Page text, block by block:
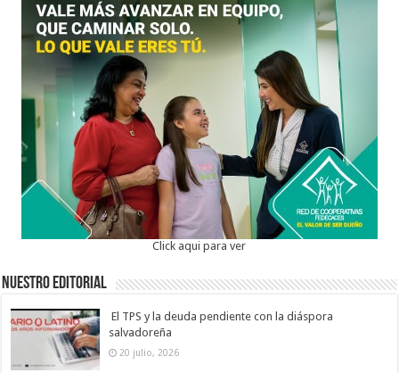
Click aqui para ver
Nuestro Editorial
El TPS y la deuda pendiente con la diáspora
salvadoreña
20 julio, 2026